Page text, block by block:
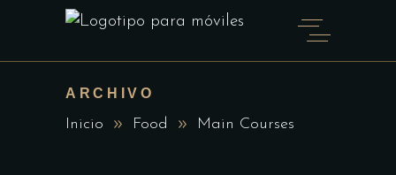
ARCHIVO
Inicio Food Main Courses